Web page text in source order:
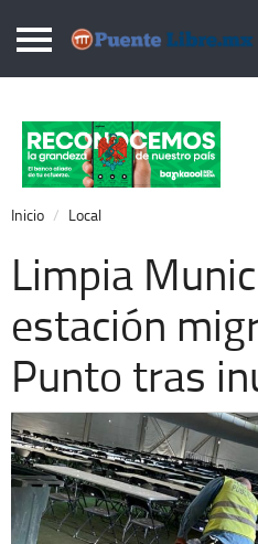
Puentelibre.mx
Local
Nacional
Opinión
Cronos
Economía
Espectáculos
Extra +
Inicio Local
Limpia
estación
Punto tras